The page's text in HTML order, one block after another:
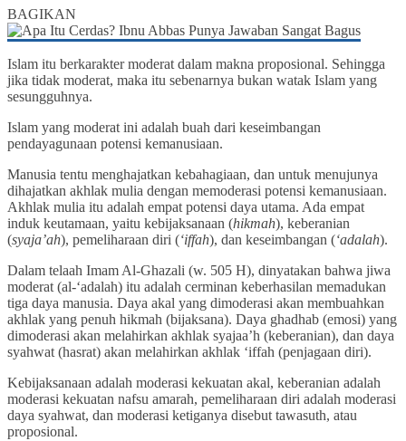
BAGIKAN
Islam itu berkarakter moderat dalam makna proposional. Sehingga
jika tidak moderat, maka itu sebenarnya bukan watak Islam yang
sesungguhnya.
Islam yang moderat ini adalah buah dari keseimbangan
pendayagunaan potensi kemanusiaan.
Manusia tentu menghajatkan kebahagiaan, dan untuk menujunya
dihajatkan akhlak mulia dengan memoderasi potensi kemanusiaan.
Akhlak mulia itu adalah empat potensi daya utama. Ada empat
induk keutamaan, yaitu kebijaksanaan (hikmah), keberanian
(syaja’ah), pemeliharaan diri (‘iffah), dan keseimbangan (‘adalah).
Dalam telaah Imam Al-Ghazali (w. 505 H), dinyatakan bahwa jiwa
moderat (al-‘adalah) itu adalah cerminan keberhasilan memadukan
tiga daya manusia. Daya akal yang dimoderasi akan membuahkan
akhlak yang penuh hikmah (bijaksana). Daya ghadhab (emosi) yang
dimoderasi akan melahirkan akhlak syajaa’h (keberanian), dan daya
syahwat (hasrat) akan melahirkan akhlak ‘iffah (penjagaan diri).
Kebijaksanaan adalah moderasi kekuatan akal, keberanian adalah
moderasi kekuatan nafsu amarah, pemeliharaan diri adalah moderasi
daya syahwat, dan moderasi ketiganya disebut tawasuth, atau
proposional.